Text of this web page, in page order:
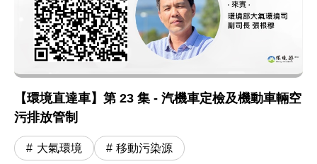
【環境直達車】第 23 集 - 汽機車定檢及機動車輛空
污排放管制
大氣環境 移動污染源